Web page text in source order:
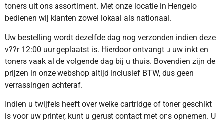
toners uit ons assortiment. Met onze locatie in Hengelo
bedienen wij klanten zowel lokaal als nationaal.
Uw bestelling wordt dezelfde dag nog verzonden indien deze
v??r 12:00 uur geplaatst is. Hierdoor ontvangt u uw inkt en
toners vaak al de volgende dag bij u thuis. Bovendien zijn de
prijzen in onze webshop altijd inclusief BTW, dus geen
verrassingen achteraf.
Indien u twijfels heeft over welke cartridge of toner geschikt
is voor uw printer, kunt u gerust contact met ons opnemen. U